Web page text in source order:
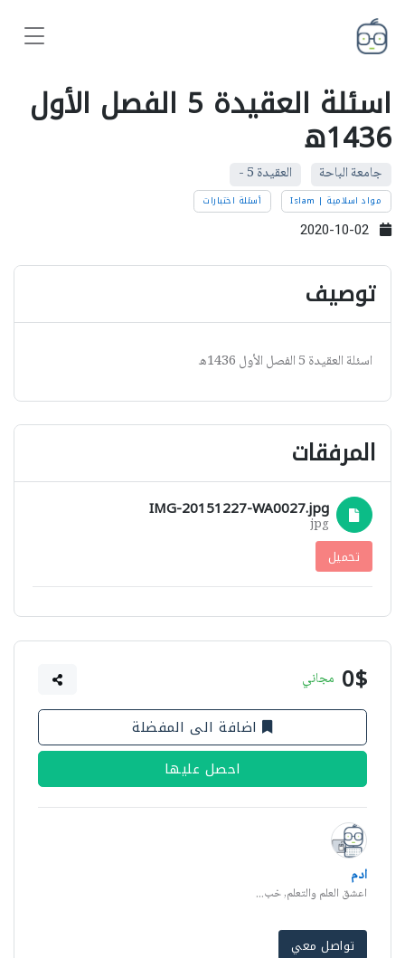
اسئلة العقيدة 5 الفصل الأول
1436ه
جامعة الباحة العقيدة 5 -
مواد اسلامية | Islam أسئلة اختبارات
توصيف
اسئلة العقيدة 5 الفصل الأول 1436ه
المرفقات
IMG-20151227-WA0027.jpg
jpg
تحميل
0$ مجاني
اضافة الى المفضلة
احصل عليها
ادم
اعشق العلم والتعلم, خب...
تواصل معي